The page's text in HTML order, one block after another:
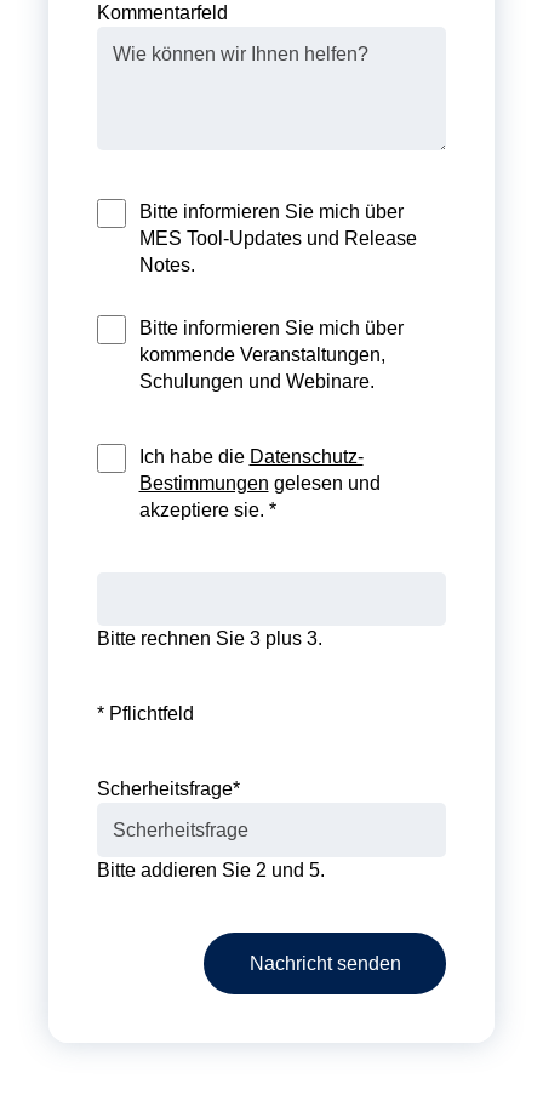
Kommentarfeld
Bitte informieren Sie mich über
MES Tool-Updates und Release
Notes.
Bitte informieren Sie mich über
kommende Veranstaltungen,
Schulungen und Webinare.
Ich habe die Datenschutz-
Bestimmungen gelesen und
akzeptiere sie. *
Bitte rechnen Sie 3 plus 3.
* Pflichtfeld
Scherheitsfrage*
Bitte addieren Sie 2 und 5.
Nachricht senden